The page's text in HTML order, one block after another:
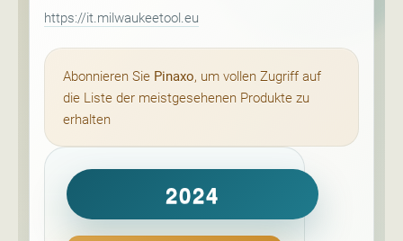
https://it.milwaukeetool.eu
Abonnieren Sie Pinaxo, um vollen Zugriff auf
die Liste der meistgesehenen Produkte zu
erhalten
2024